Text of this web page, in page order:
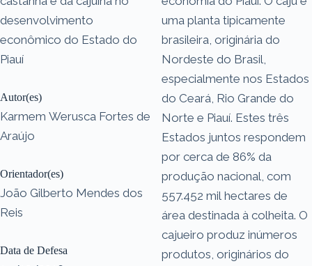
desenvolvimento
econômico do Estado do
Piauí
Autor(es)
Karmem Werusca Fortes de
Araújo
Orientador(es)
João Gilberto Mendes dos
Reis
Data de Defesa
uma planta tipicamente
brasileira, originária do
Nordeste do Brasil,
especialmente nos Estados
do Ceará, Rio Grande do
Norte e Piauí. Estes três
Estados juntos respondem
por cerca de 86% da
produção nacional, com
557.452 mil hectares de
área destinada à colheita. O
cajueiro produz inúmeros
produtos, originários do